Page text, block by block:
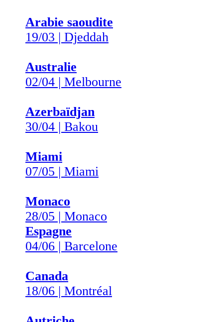
Arabie saoudite
19/03 | Djeddah
Australie
02/04 | Melbourne
Azerbaïdjan
30/04 | Bakou
Miami
07/05 | Miami
Monaco
28/05 | Monaco
Espagne
04/06 | Barcelone
Canada
18/06 | Montréal